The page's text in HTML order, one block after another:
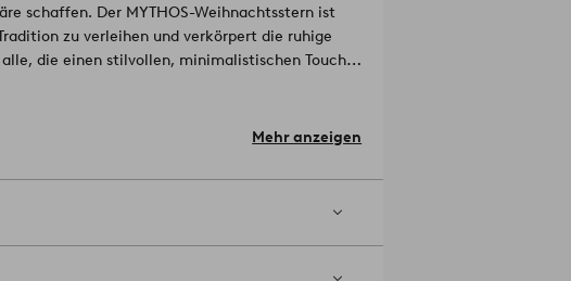
schaffen. Der MYTHOS-Weihnachtsstern ist
zu verleihen und verkörpert die ruhige
die einen stilvollen, minimalistischen Touch
Mehr anzeigen